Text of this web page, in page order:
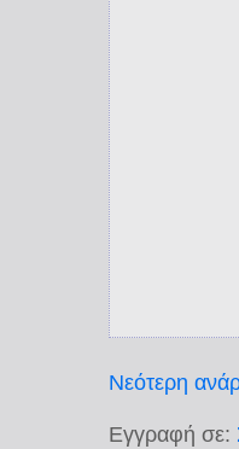
Νεότερη
Εγγραφή σε: